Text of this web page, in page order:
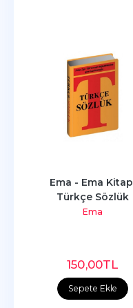
Sepete Ekle
Ema - Ema Kitap
Türkçe Sözlük
Ema
150,00TL